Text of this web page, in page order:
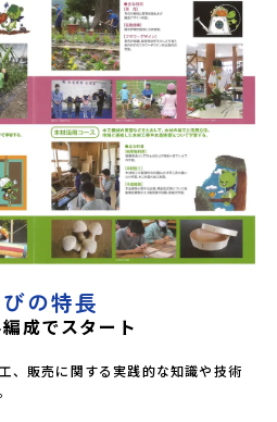
の特長
成でスタート
、販売に関する実践的な知識や技術